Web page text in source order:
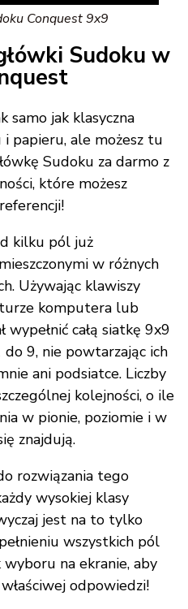
Conquest 9x9
Sudoku w
samo jak klasyczna
i papieru, ale możesz tu
Sudoku za darmo z
które możesz
kilku pól już
w różnych
Używając klawiszy
komputera lub
wypełnić całą siatkę 9x9
9, nie powtarzając ich
ani podsiatce. Liczby
kolejności, o ile
w pionie, poziomie i w
znajdują.
rozwiązania tego
wysokiej klasy
jest na to tylko
wszystkich pól
wyboru na ekranie, aby
odpowiedzi!